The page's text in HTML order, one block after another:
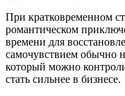
При кратковременном
романтическом
времени для
самочувствием обычно
который можно
стать сильнее в бизнесе.